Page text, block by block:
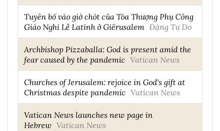
Tuyên bố vào giờ chót của Tòa Thượng Phụ Công
Giáo Nghi Lễ Latinh ở Giêrusalem Đặng Tự Do
Archbishop Pizzaballa: God is present amid the
fear caused by the pandemic Vatican News
Churches of Jerusalem: rejoice in God's gift at
Christmas despite pandemic Vatican News
Vatican News launches new page in
Hebrew Vatican News